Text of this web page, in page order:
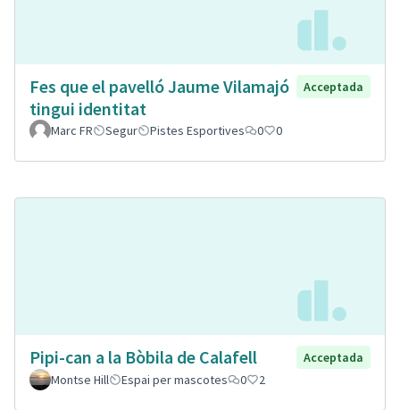
Fes que el pavelló Jaume Vilamajó
tingui identitat
Acceptada
Marc FR Segur Pistes Esportives 0 0
Pipi-can a la Bòbila de Calafell
Acceptada
Montse Hill
Espai per mascotes 0 2